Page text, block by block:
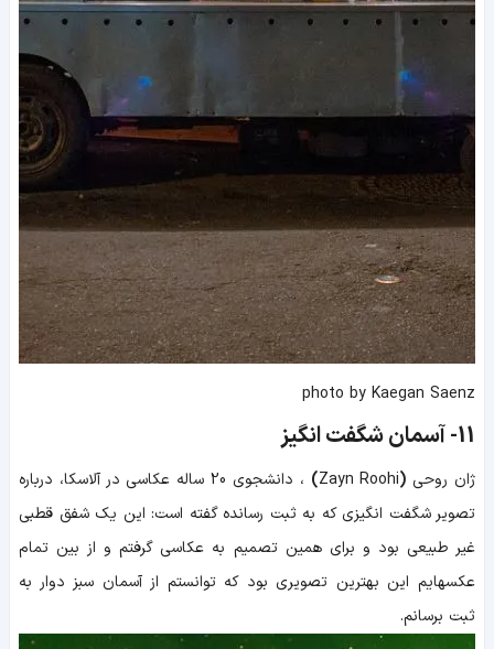
photo by Kaegan Saenz
11
-آسمان شگفت انگیز
ژان روحی (
Zayn Roohi
)
، دانشجوی 20 ساله عکاسی در آلاسکا، درباره
تصویر شگفت انگیزی که به ثبت رسانده گفته است: این یک شفق قطبی
غیر طبیعی بود و برای همین تصمیم به عکاسی گرفتم و از بین تمام
عکسهایم این بهترین تصویری بود که توانستم از آسمان سبز دوار به
ثبت برسانم.